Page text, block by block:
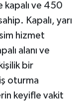
kapalı ve 450
Kapalı, yarı
hizmet
alanı ve
bir
oturma
keyifle vakit